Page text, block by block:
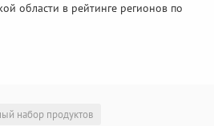
области в рейтинге регионов по
набор продуктов